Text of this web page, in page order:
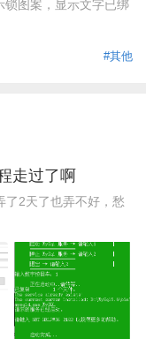
锁图案，显示文字已绑
#其他
走过了啊
了2天了也弄不好，愁